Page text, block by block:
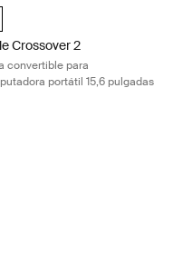
Crossover 2 Convertible
Crossover 2
convertible para
portátil 15,6 pulgadas